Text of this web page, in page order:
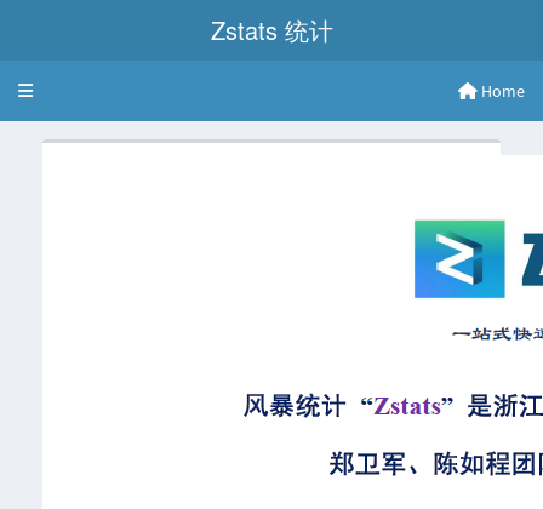
Zstats 统计
Toggle navigation Home